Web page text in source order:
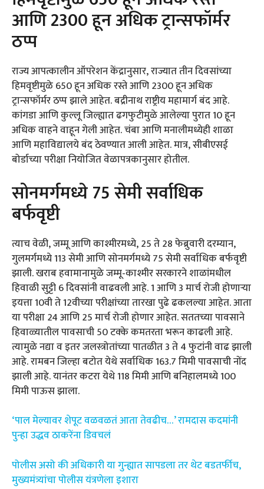
आणि 2300 हून अधिक ट्रान्सफॉर्मर
ठप्प
राज्य आपत्कालीन ऑपरेशन केंद्रानुसार, राज्यात तीन दिवसांच्या
हिमवृष्टीमुळे 650 हून अधिक रस्ते आणि 2300 हून अधिक
ट्रान्सफॉर्मर ठप्प झाले आहेत. बद्रीनाथ राष्ट्रीय महामार्ग बंद आहे.
कांगडा आणि कुल्लू जिल्ह्यात ढगफुटीमुळे आलेल्या पुरात 10 हून
अधिक वाहने वाहून गेली आहेत. चंबा आणि मनालीमध्येही शाळा
आणि महाविद्यालये बंद ठेवण्यात आली आहेत. मात्र, सीबीएसई
बोर्डाच्या परीक्षा नियोजित वेळापत्रकानुसार होतील.
सोनमर्गमध्ये 75 सेमी सर्वाधिक
बर्फवृष्टी
त्याच वेळी, जम्मू आणि काश्मीरमध्ये, 25 ते 28 फेब्रुवारी दरम्यान,
गुलमर्गमध्ये 113 सेमी आणि सोनमर्गमध्ये 75 सेमी सर्वाधिक बर्फवृष्टी
झाली. खराब हवामानामुळे जम्मू-काश्मीर सरकारने शाळांमधील
हिवाळी सुट्टी 6 दिवसांनी वाढवली आहे. 1 आणि 3 मार्च रोजी होणाऱ्या
इयत्ता 10वी ते 12वीच्या परीक्षांच्या तारखा पुढे ढकलल्या आहेत. आता
या परीक्षा 24 आणि 25 मार्च रोजी होणार आहेत. सततच्या पावसाने
हिवाळ्यातील पावसाची 50 टक्के कमतरता भरून काढली आहे.
त्यामुळे नद्या व इतर जलस्त्रोतांच्या पातळीत 3 ते 4 फुटांनी वाढ झाली
आहे. रामबन जिल्हा बटोत येथे सर्वाधिक 163.7 मिमी पावसाची नोंद
झाली आहे. यानंतर कटरा येथे 118 मिमी आणि बनिहालमध्ये 100
मिमी पाऊस झाला.
‘पाल मेल्यावर शेपूट वळवळतं आता तेवढीच…’ रामदास कदमांनी
पुन्हा उद्धव ठाकरेंना डिवचलं
पोलीस असो की अधिकारी या गुन्ह्यात सापडला तर थेट बडतर्फीच,
मुख्यमंत्र्यांचा पोलीस यंत्रणेला इशारा